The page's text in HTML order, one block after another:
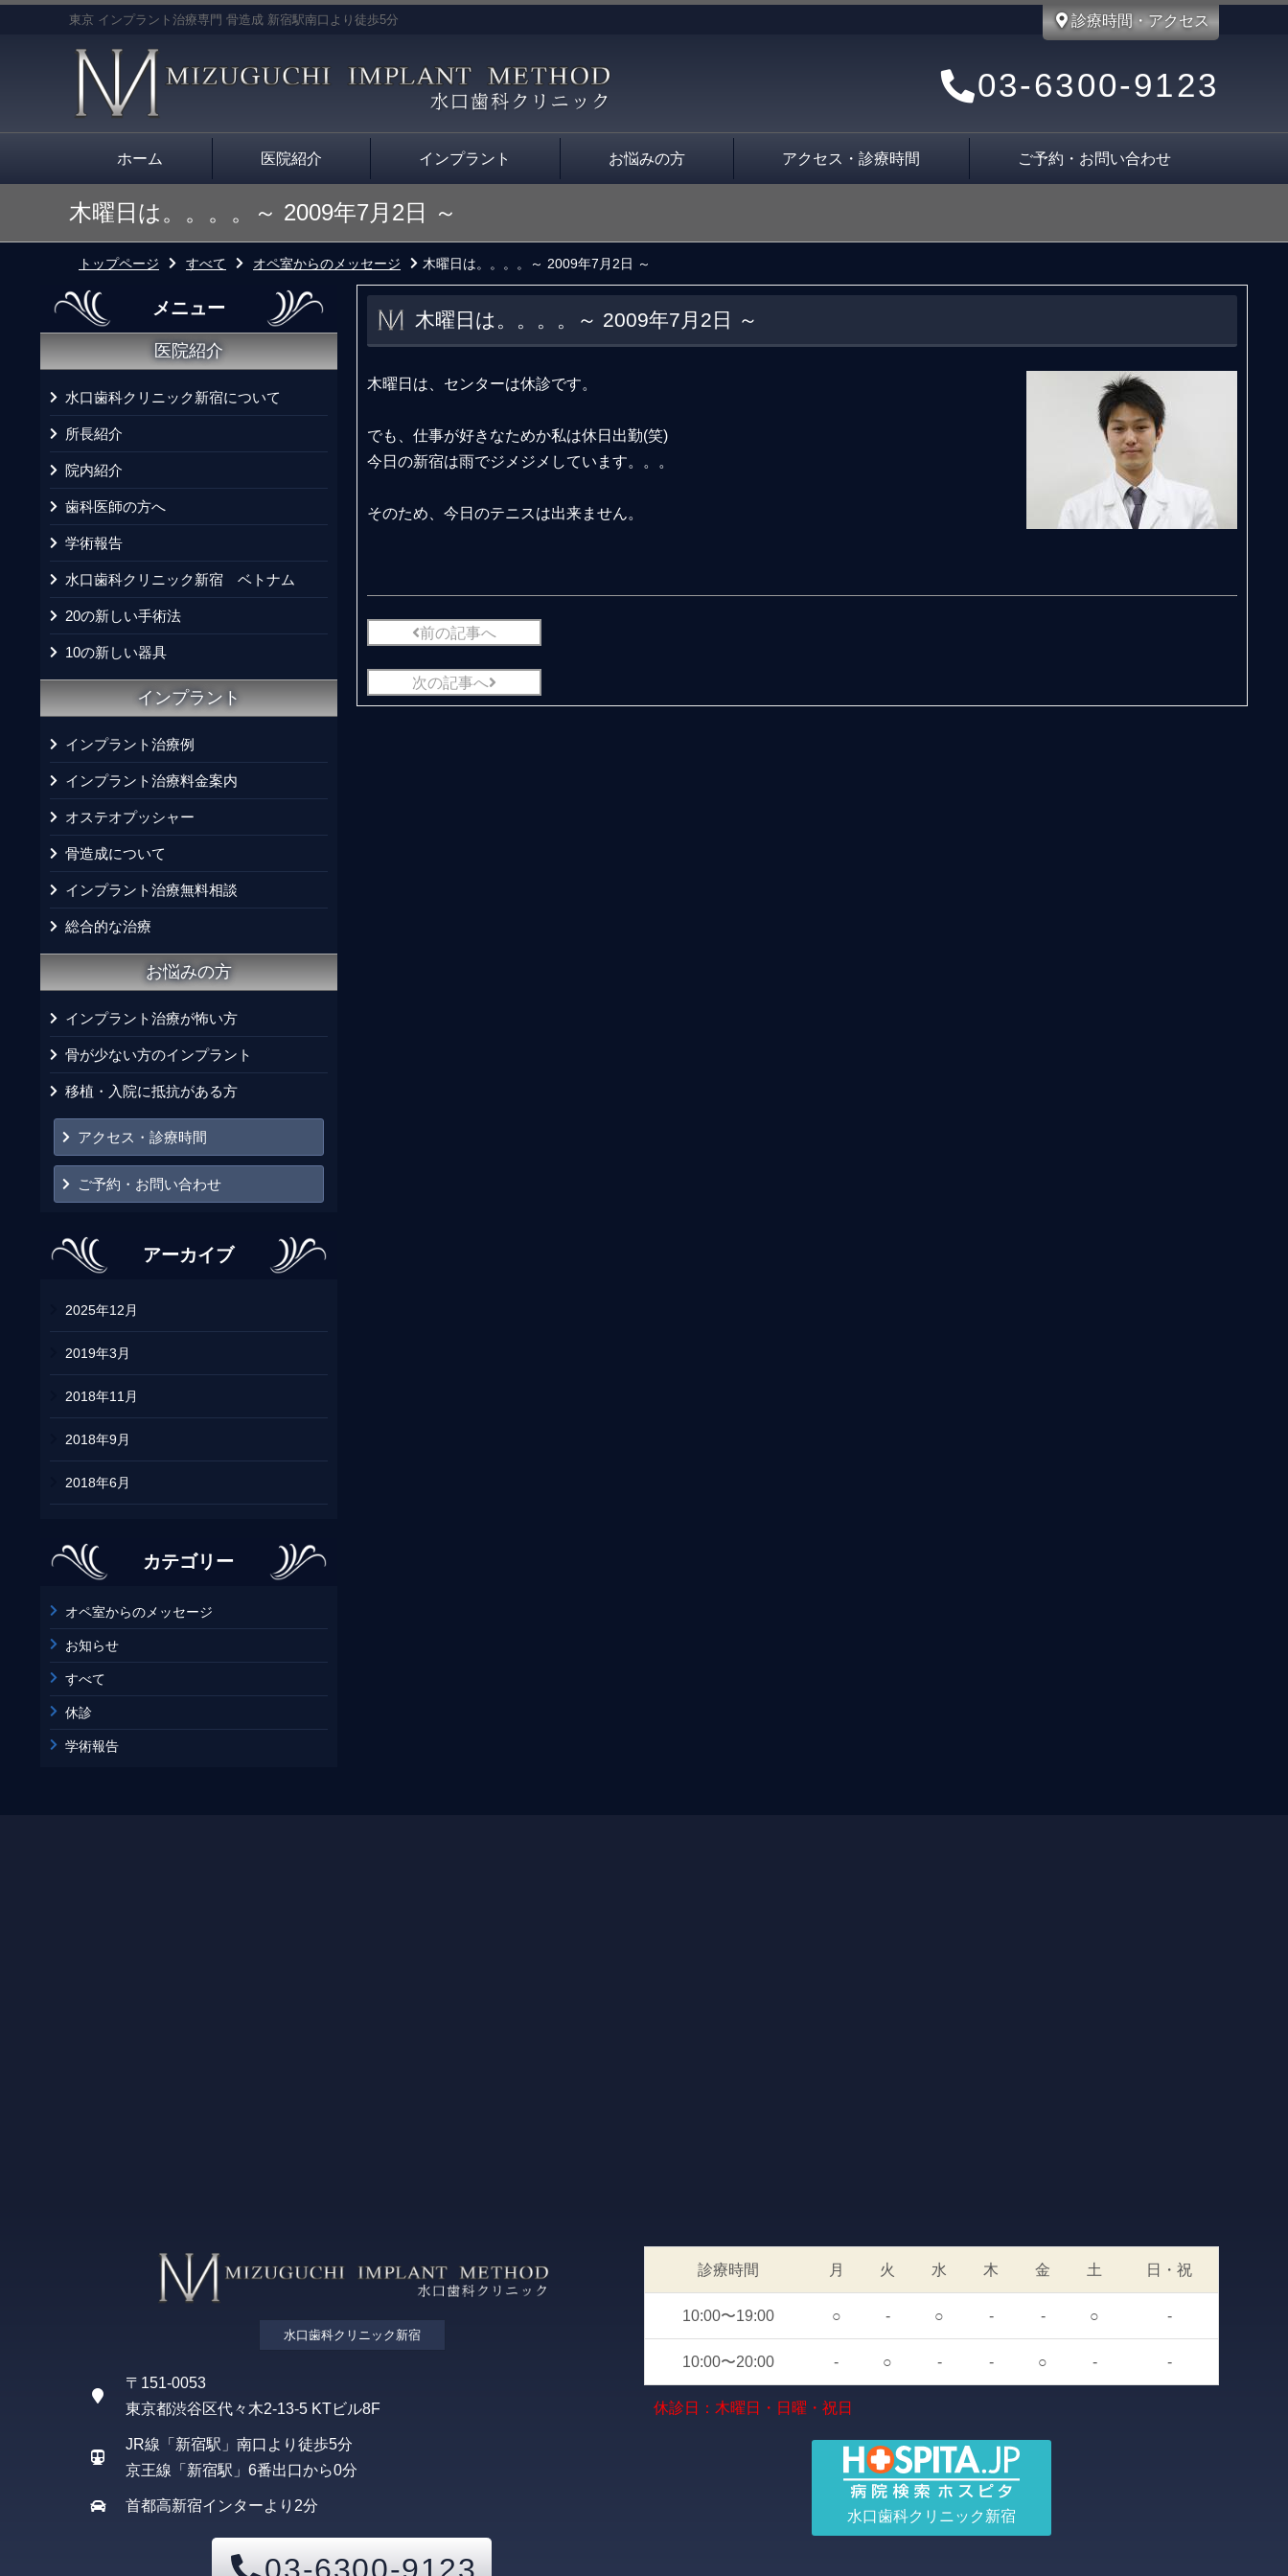
東京 インプラント治療専門 骨造成 新宿駅南口より徒歩5分 診療時間・アクセス
03-6300-9123
ホーム 医院紹介 インプラント お悩みの方 アクセス・診療時間 ご予約・お問い合わせ
木曜日は。。。。～ 2009年7月2日 ～
トップページ すべて オペ室からのメッセージ 木曜日は。。。。～ 2009年7月2日 ～
メニュー
医院紹介
水口歯科クリニック新宿について
所長紹介
院内紹介
歯科医師の方へ
学術報告
水口歯科クリニック新宿 ベトナム
20の新しい手術法
10の新しい器具
インプラント
インプラント治療例
インプラント治療料金案内
オステオプッシャー
骨造成について
インプラント治療無料相談
総合的な治療
お悩みの方
インプラント治療が怖い方
骨が少ない方のインプラント
移植・入院に抵抗がある方
アクセス・診療時間
ご予約・お問い合わせ
アーカイブ
2025年12月
2019年3月
2018年11月
2018年9月
2018年6月
2017年9月
2016年9月
2016年4月
2016年3月
2016年2月
カテゴリー
オペ室からのメッセージ
お知らせ
すべて
休診
学術報告
木曜日は。。。。～ 2009年7月2日 ～
木曜日は、センターは休診です。
でも、仕事が好きなためか私は休日出勤(笑)
今日の新宿は雨でジメジメしています。。。
そのため、今日のテニスは出来ません。
前の記事へ
次の記事へ
水口歯科クリニック新宿
〒151-0053
東京都渋谷区代々木2-13-5 KTビル8F
JR線「新宿駅」南口より徒歩5分
京王線「新宿駅」6番出口から0分
首都高新宿インターより2分
診療時間 月 火 水 木 金 土 日・祝
10:00〜19:00 ○ - ○ - - ○ -
10:00〜20:00 - ○ - - ○ - -
休診日：木曜日・日曜・祝日
水口歯科クリニック新宿